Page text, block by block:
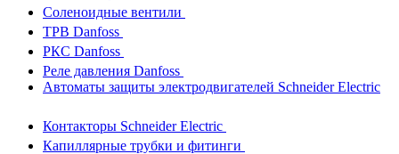
Соленоидные вентили
ТРВ Danfoss
РКС Danfoss
Реле давления Danfoss
Автоматы защиты электродвигателей Schneider Electric
Контакторы Schneider Electric
Капиллярные трубки и фитинги